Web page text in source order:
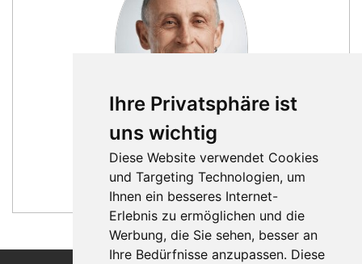
Ihre Privatsphäre ist
uns wichtig
Diese Website verwendet Cookies
und Targeting Technologien, um
Ihnen ein besseres Internet-
Erlebnis zu ermöglichen und die
Werbung, die Sie sehen, besser an
Ihre Bedürfnisse anzupassen. Diese
Luigi Maggiacomo
Verkauf Schweiz
Nachricht schreiben